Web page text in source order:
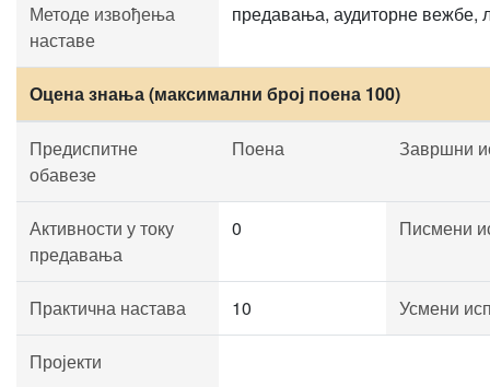
Методе извођења
наставе
предавања, аудиторне вежбе,
Оцена знања (максимални број поена 100)
Предиспитне
обавезе
Поена Завршни
Активности у току
предавања
0 Писмени
Практична настава 10 Усмени
Пројекти